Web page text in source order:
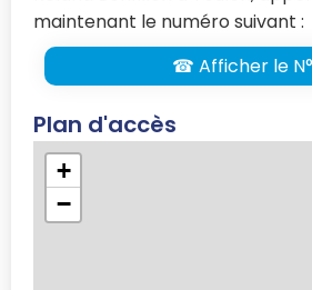
maintenant le numéro suivant :
☎ Afficher le
Plan d'accès
+
−